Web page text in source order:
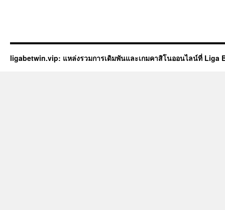
ligabetwin.vip: แหล่งรวมการเดิมพันและเกมคาสิโนออนไลน์ที่ Liga